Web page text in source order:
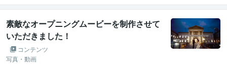
素敵なオープニングムービーを制作させて
いただきました！
コンテンツ
写真・動画